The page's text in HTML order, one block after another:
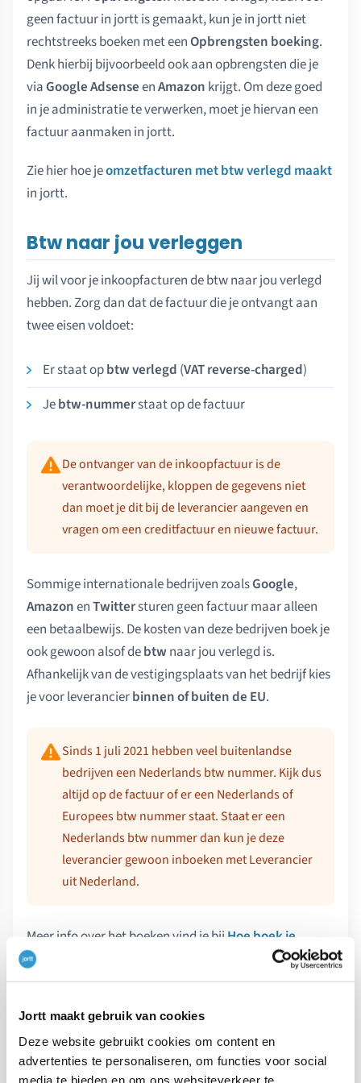
Jortt maakt gebruik van cookies
Deze website gebruikt cookies om content en
advertenties te personaliseren, om functies voor social
media te bieden en om ons websiteverkeer te
geen factuur in jortt is gemaakt, kun je in jortt niet
rechtstreeks boeken met eenOpbrengsten boeking.
Denk hierbij bijvoorbeeld ook aan opbrengsten die je
viaGoogle AdsenseenAmazon krijgt. Om deze goed
in je administratie te verwerken, moet je hiervan een
factuur aanmaken in jortt.
Zie hier hoe jeomzetfacturen met btw verlegd maakt
in jortt.
Btw naar jou verleggen
Jij wil voor je inkoopfacturen de btw naar jou verlegd
hebben. Zorg dan dat de factuur die je ontvangt aan
twee eisen voldoet:
Er staat opbtw verlegd (VAT reverse-charged)
Jebtw-nummerstaat op de factuur
De ontvanger van de inkoopfactuur is de
verantwoordelijke, kloppen de gegevens niet
dan moet je dit bij de leverancier aangeven en
vragen om een creditfactuur en nieuwe factuur.
Sommige internationale bedrijven zoalsGoogle,
AmazonenTwittersturen geen factuur maar alleen
een betaalbewijs. De kosten van deze bedrijven boek je
ook gewoon alsof debtw naar jou verlegd is.
Afhankelijk van de vestigingsplaats van het bedrijf kies
je voor leverancierbinnen of buiten de EU.
Sinds 1 juli 2021 hebben veel buitenlandse
bedrijven een Nederlands btw nummer. Kijk dus
altijd op de factuur of er een Nederlands of
Europees btw nummer staat. Staat er een
Nederlands btw nummer dan kun je deze
leverancier gewoon inboeken met Leverancier
uit Nederland.
Meer info over het boeken vind je bij Hoe boek je
Google Adwords, Twitter Ads en Facebook Adsin
boekhoudprogramma jortt.
Krijg je de factuur in een andere valuta, bijvoorbeeld in
dollars? Je boekt gewoon de afschrijving in euro’s van
je bankrekening, dus met koersverschillen heb je niets